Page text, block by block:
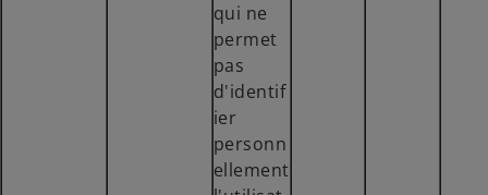
qui ne
permet
pas
d'identif
ier
personn
ellement